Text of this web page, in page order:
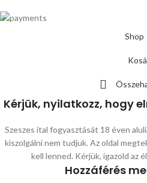
Shop
Kérjük, nyilatkozz, hogy
Szeszes ital fogyasztását 18 éven
kiszolgálni nem tudjuk. Az oldal
kell lenned. Kérjük, igazold az
Hozzáférés